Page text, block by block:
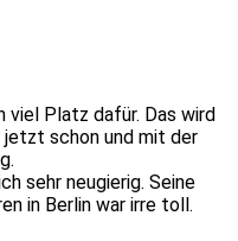
viel Platz dafür. Das wird
schon und mit der
sehr neugierig. Seine
in Berlin war irre toll.